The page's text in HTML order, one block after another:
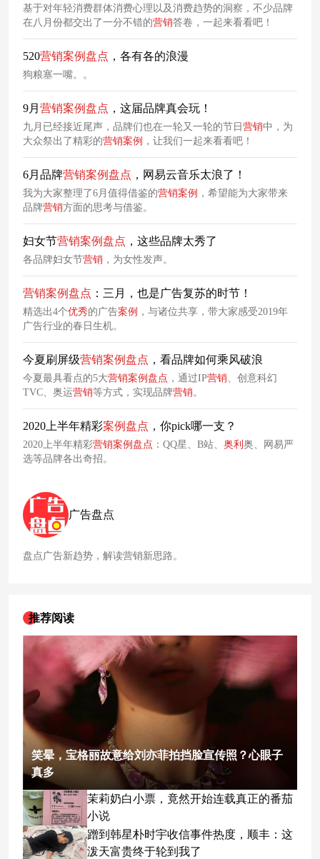
基于对年轻消费群体消费心理以及消费趋势的洞察，不少品牌
在八月份都交出了一分不错的营销答卷，一起来看看吧！
520营销案例盘点 ，各有各的浪漫
狗粮塞一嘴。。
9月 营销案例盘点 ，这届品牌真会玩！
九月已经接近尾声，品牌们也在一轮又一轮的节日 营销中，为
大众祭出了精彩的营销案例 ，让我们一起来看看吧！
6月品牌营销案例盘点 ，网易云音乐太浪了！
我为大家整理了6月值得借鉴的营销案例 ，希望能为大家带来
品牌营销方面的思考与借鉴。
妇女节营销案例盘点 ，这些品牌太秀了
各品牌妇女节营销 ，为女性发声。
营销案例盘点 ：三月，也是广告复苏的时节！
精选出4个优秀的广告案例 ，与诸位共享，带大家感受2019年
广告行业的春日生机。
今夏刷屏级营销案例盘点 ，看品牌如何乘风破浪
今夏最具看点的5大营销案例 盘点 ，通过IP营销 、创意科幻
TVC、奥运营销等方式，实现品牌营销。
2020上半年精彩案例盘点 ，你pick哪一支？
2020上半年精彩营销案例 盘点 ：QQ星、B站、 奥利 奥、网易严
选等品牌各出奇招。
广告盘点
盘点广告新趋势，解读营销新思路。
推荐阅读
笑晕，宝格丽故意给刘亦菲拍挡脸宣传照？心眼子
真多
茉莉奶白小票，竟然开始连载真正的番茄
小说
蹭到韩星朴时宇收信事件热度，顺丰：这
泼天富贵终于轮到我了